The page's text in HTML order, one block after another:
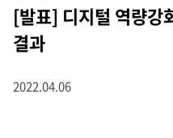
[발표] 디지털 역량강
결과
2022.04.06